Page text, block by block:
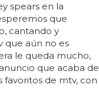
spears en la
que
cantando y
que aún no es
le queda mucho,
que acaba de
favoritos de mtv, con